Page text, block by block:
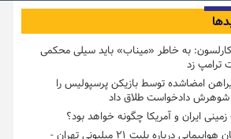
کارلسون: به خاطر «میناب» باید سیلی محکمی
ترامپ زد
امضاشده توسط بازیکن پرسپولیس را
دادخواست طلاق داد
ایران و آمریکا چگونه خواهد بود؟
سازمان هواپیمایی درباره بلیت ۲۱ میلیونی تهران -